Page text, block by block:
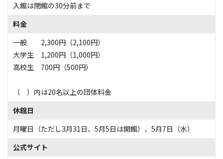
入館は閉館の30分前まで
料金
一般 2,300円（2,100円）
大学生 1,200円（1,000円）
高校生 700円（500円）
（ ）内は20名以上の団体料金
休館日
月曜日（ただし3月31日、5月5日は開館）、5月7日（水）
公式サイト